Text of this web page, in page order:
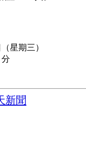
星期三）
新聞